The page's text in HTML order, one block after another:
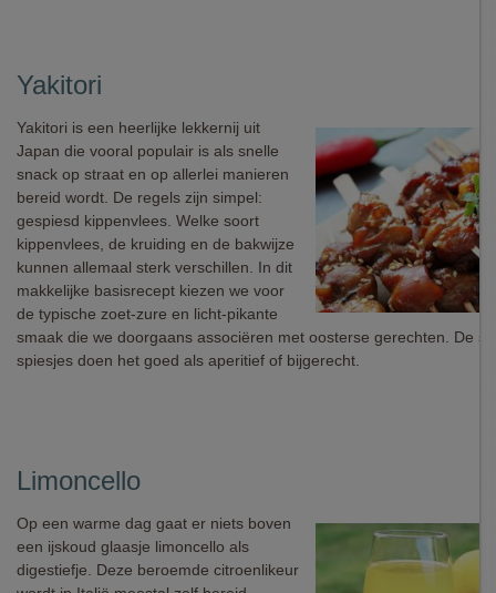
Yakitori
Yakitori is een heerlijke lekkernij uit
Japan die vooral populair is als snelle
snack op straat en op allerlei manieren
bereid wordt. De regels zijn simpel:
gespiesd kippenvlees. Welke soort
kippenvlees, de kruiding en de bakwijze
kunnen allemaal sterk verschillen. In dit
makkelijke basisrecept kiezen we voor
de typische zoet-zure en licht-pikante
smaak die we doorgaans associëren met oosterse gerechten. De
spiesjes doen het goed als aperitief of bijgerecht.
Limoncello
Op een warme dag gaat er niets boven
een ijskoud glaasje limoncello als
digestiefje. Deze beroemde citroenlikeur